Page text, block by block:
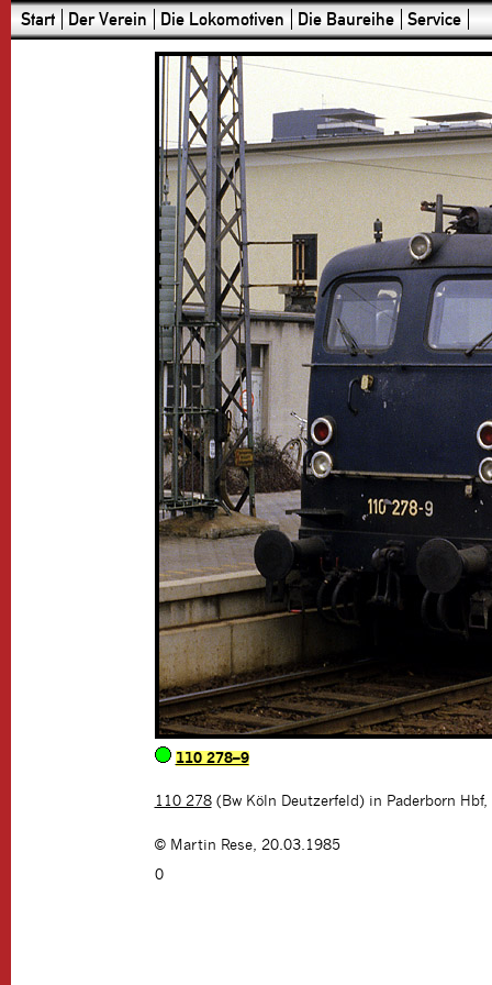
Start Der Verein Die Lokomotiven Die Baureihe Service
110 278–9
110 278(Bw Köln Deutzerfeld) in Paderborn
© Martin Rese, 20.03.1985
0